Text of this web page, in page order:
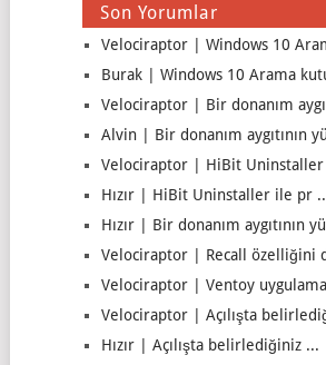
Son Yorumlar
Velociraptor | Windows 10
Burak | Windows 10 Arama
Velociraptor | Bir donanım
Alvin | Bir donanım aygıtının
Velociraptor | HiBit Uninstaller
Hızır | HiBit Uninstaller ile pr
Hızır | Bir donanım aygıtının
Velociraptor | Recall özelliğini
Velociraptor | Ventoy
Velociraptor | Açılışta
Hızır | Açılışta belirlediğiniz ...